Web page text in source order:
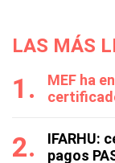
LAS MÁS
MEF ha
IFARHU:
pagos